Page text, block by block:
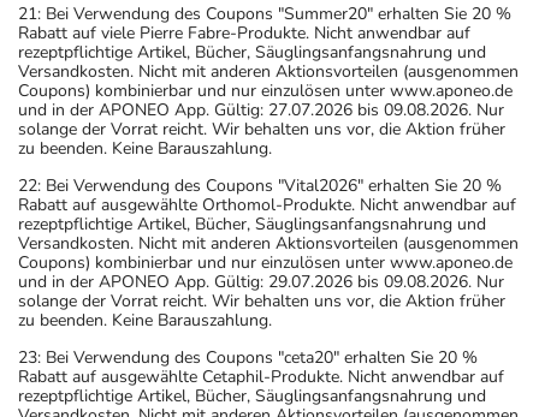
21: Bei Verwendung des Coupons "Summer20" erhalten Sie 20 %
Rabatt auf viele Pierre Fabre-Produkte. Nicht anwendbar auf
rezeptpflichtige Artikel, Bücher, Säuglingsanfangsnahrung und
Versandkosten. Nicht mit anderen Aktionsvorteilen (ausgenommen
Coupons) kombinierbar und nur einzulösen unter www.aponeo.de
und in der APONEO App. Gültig: 27.07.2026 bis 09.08.2026. Nur
solange der Vorrat reicht. Wir behalten uns vor, die Aktion früher
zu beenden. Keine Barauszahlung.
22: Bei Verwendung des Coupons "Vital2026" erhalten Sie 20 %
Rabatt auf ausgewählte Orthomol-Produkte. Nicht anwendbar auf
rezeptpflichtige Artikel, Bücher, Säuglingsanfangsnahrung und
Versandkosten. Nicht mit anderen Aktionsvorteilen (ausgenommen
Coupons) kombinierbar und nur einzulösen unter www.aponeo.de
und in der APONEO App. Gültig: 29.07.2026 bis 09.08.2026. Nur
solange der Vorrat reicht. Wir behalten uns vor, die Aktion früher
zu beenden. Keine Barauszahlung.
23: Bei Verwendung des Coupons "ceta20" erhalten Sie 20 %
Rabatt auf ausgewählte Cetaphil-Produkte. Nicht anwendbar auf
rezeptpflichtige Artikel, Bücher, Säuglingsanfangsnahrung und